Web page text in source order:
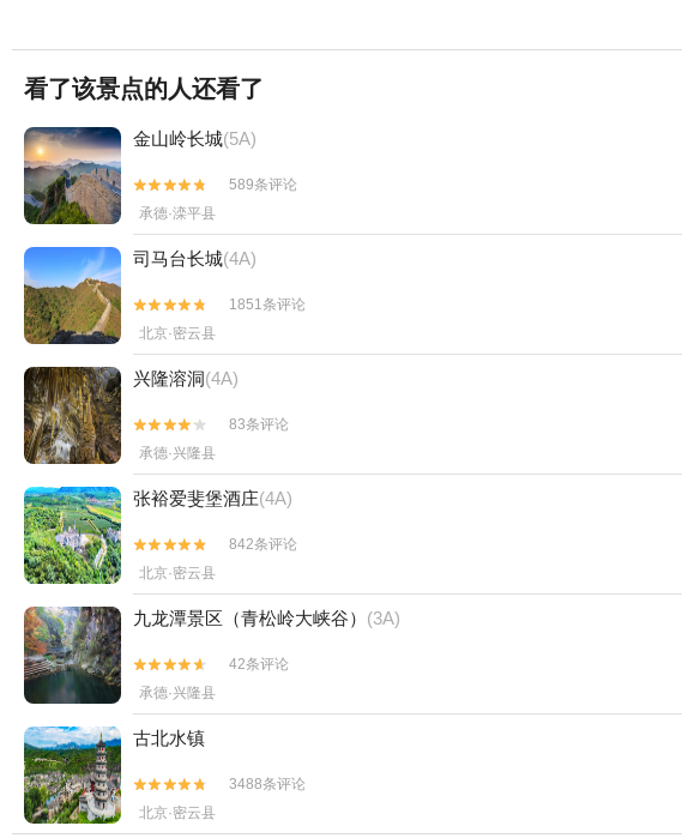
看了该景点的人还看了
金山岭长城(5A)


589条评论
承德·滦平县
司马台长城(4A)


1851条评论
北京·密云县
兴隆溶洞(4A)


83条评论
承德·兴隆县
张裕爱斐堡酒庄(4A)


842条评论
北京·密云县
九龙潭景区（青松岭大峡谷） (3A)


42条评论
承德·兴隆县
古北水镇


3488条评论
北京·密云县